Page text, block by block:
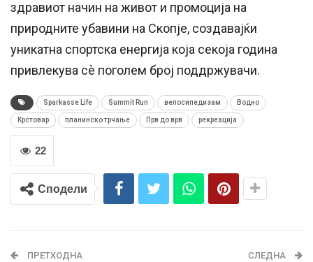
здравиот начин на живот и промоција на
природните убавини на Скопје, создавајќи
уникатна спортска енергија која секоја година
привлекува сè поголем број поддржувачи.
Sparkasse Life Summit Run велосипедизам Водно
Крстовар планинско трчање Прв до врв рекреација
22
Сподели
ПРЕТХОДНА СЛЕДНА